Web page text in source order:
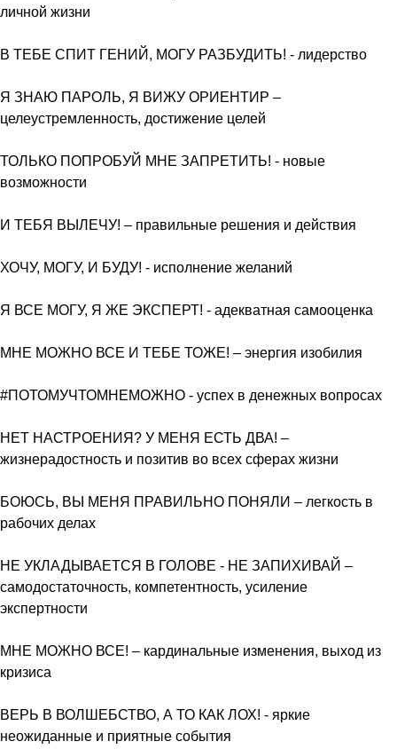
личной жизни
В ТЕБЕ СПИТ ГЕНИЙ, МОГУ РАЗБУДИТЬ! - лидерство
Я ЗНАЮ ПАРОЛЬ, Я ВИЖУ ОРИЕНТИР –
целеустремленность, достижение целей
ТОЛЬКО ПОПРОБУЙ МНЕ ЗАПРЕТИТЬ! - новые
возможности
И ТЕБЯ ВЫЛЕЧУ! – правильные решения и действия
ХОЧУ, МОГУ, И БУДУ! - исполнение желаний
Я ВСЕ МОГУ, Я ЖЕ ЭКСПЕРТ! - адекватная самооценка
МНЕ МОЖНО ВСЕ И ТЕБЕ ТОЖЕ! – энергия изобилия
#ПОТОМУЧТОМНЕМОЖНО - успех в денежных вопросах
НЕТ НАСТРОЕНИЯ? У МЕНЯ ЕСТЬ ДВА! –
жизнерадостность и позитив во всех сферах жизни
БОЮСЬ, ВЫ МЕНЯ ПРАВИЛЬНО ПОНЯЛИ – легкость в
рабочих делах
НЕ УКЛАДЫВАЕТСЯ В ГОЛОВЕ - НЕ ЗАПИХИВАЙ –
самодостаточность, компетентность, усиление
экспертности
МНЕ МОЖНО ВСЕ! – кардинальные изменения, выход из
кризиса
ВЕРЬ В ВОЛШЕБСТВО, А ТО КАК ЛОХ! - яркие
неожиданные и приятные события